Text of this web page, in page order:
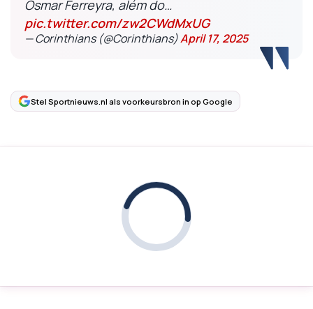
Osmar Ferreyra, além do…
pic.twitter.com/zw2CWdMxUG
— Corinthians (@Corinthians)April 17, 2025
Stel Sportnieuws.nl als voorkeursbron in op Google